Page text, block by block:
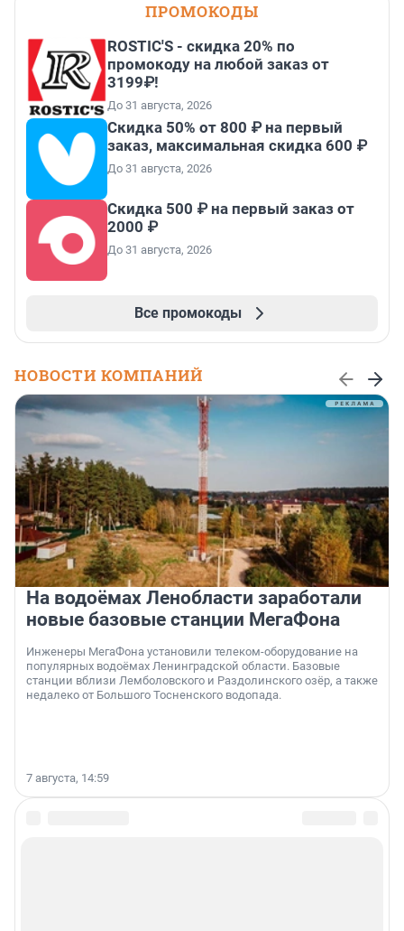
ПРОМОКОДЫ
ROSTIC'S - скидка 20% по
промокоду на любой заказ от
3199₽!
До 31 августа, 2026
Скидка 50% от 800 ₽ на первый
заказ, максимальная скидка 600 ₽
До 31 августа, 2026
Скидка 500 ₽ на первый заказ от
2000 ₽
До 31 августа, 2026
Все промокоды
НОВОСТИ КОМПАНИЙ
На водоёмах Ленобласти заработали
новые базовые станции МегаФона
Инженеры МегаФона установили телеком-оборудование на
популярных водоёмах Ленинградской области. Базовые
станции вблизи Лемболовского и Раздолинского озёр, а также
недалеко от Большого Тосненского водопада.
7 августа, 14:59